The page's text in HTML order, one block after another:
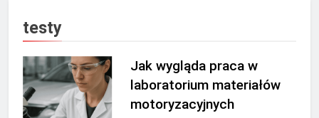
testy
Jak wygląda praca w
laboratorium materiałów
motoryzacyjnych